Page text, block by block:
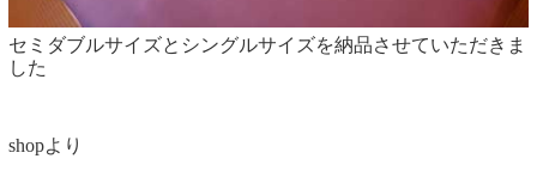
セミダブルサイズとシングルサイズを納品させていただきま
した
shopより